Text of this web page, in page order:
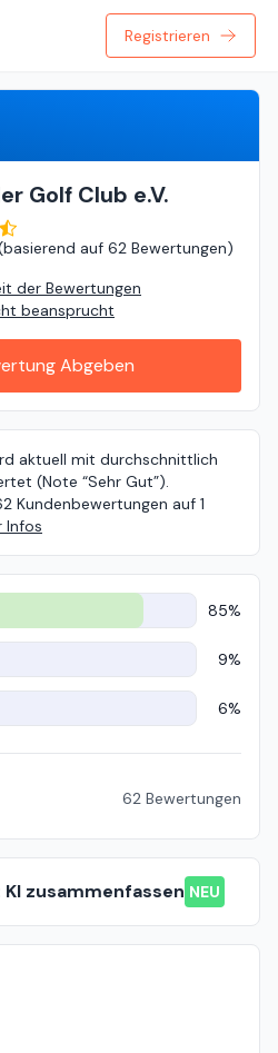
Registrieren
Golf Club e.V.
basierend auf 62 Bewertungen)
der Bewertungen
beansprucht
Abgeben
aktuell mit durchschnittlich
(Note “Sehr Gut”).
Kundenbewertungen auf 1
Infos
85%
9%
6%
62 Bewertungen
zusammenfassen NEU